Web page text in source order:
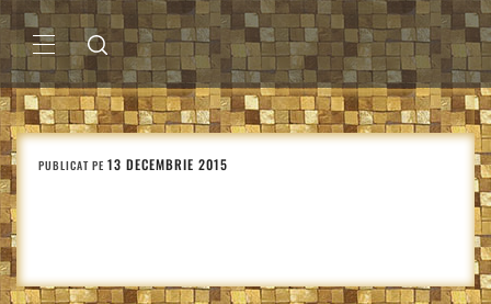
Sari
la
conținutMENIU
PRINCIPAL
PUBLICAT PE 13 DECEMBRIE 2015